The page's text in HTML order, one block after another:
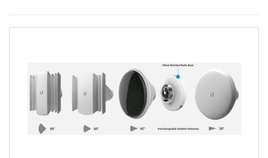
Mbps
#OfertasUbiquiti
#OfertasRedes